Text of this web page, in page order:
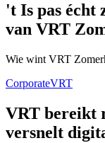
't Is pas écht
van VRT
Wie wint VRT
CorporateVRT
VRT bereikt
versnelt